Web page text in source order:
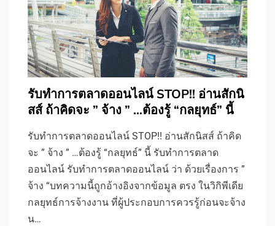
รับทําการตลาดออนไลน์ STOP!! อ่านสักนิ
สส์ ถ้าคิดจะ ” จ้าง ” …ต้องรู้ “กลยุทธ์” นี้
รับทําการตลาดออนไลน์ STOP!! อ่านสักนิสส์ ถ้าคิด
จะ ” จ้าง ” …ต้องรู้ “กลยุทธ์” นี้ รับทําการตลาด
ออนไลน์ รับทําการตลาดออนไลน์ ว่า ด้วยเรื่องการ ”
จ้าง “บทความนี้ถูกอ้างอิงจากข้อมูล ตรง ในวิกิพีเดีย
กลยุทธ์การจ้างงาน ที่ผู้ประกอบการควรรู้ก่อนจะจ้าง
น…